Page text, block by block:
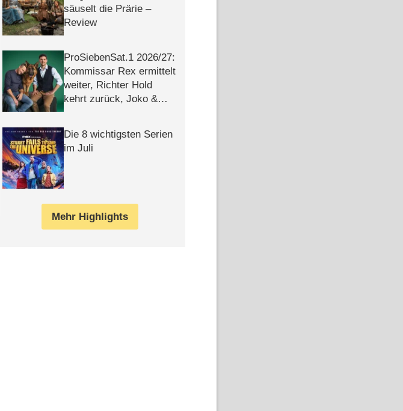
säuselt die Prärie –
Review
ProSiebenSat.1 2026/​27:
Kommissar Rex ermittelt
weiter, Richter Hold
kehrt zurück, Joko &
Die 8 wichtigsten Serien
im Juli
Mehr Highlights